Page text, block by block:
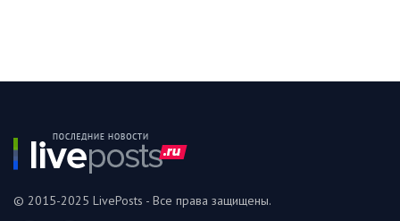
© 2015-2025 LivePosts - Все права защищены.